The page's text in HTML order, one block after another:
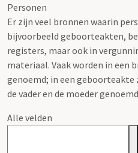
Personen
Er zijn veel bronnen waarin
bijvoorbeeld geboorteakten,
registers, maar ook in
materiaal. Vaak worden in een
genoemd; in een
de vader en de moeder
Alle velden